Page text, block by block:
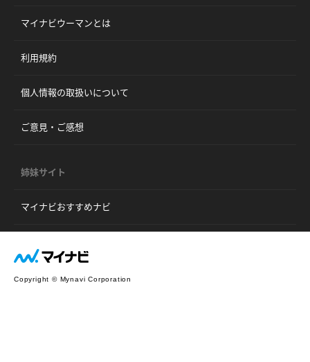
マイナビウーマンとは
利用規約
個人情報の取扱いについて
ご意見・ご感想
姉妹サイト
マイナビおすすめナビ
Copyright © Mynavi Corporation